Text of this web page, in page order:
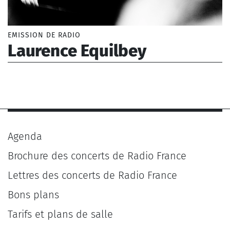
EMISSION DE RADIO
Laurence Equilbey
Beethoven Ludwig van (1770-1827), Haydn Joseph
1787)
Agenda
Brochure des concerts de Radio France
Lettres des concerts de Radio France
Bons plans
Tarifs et plans de salle